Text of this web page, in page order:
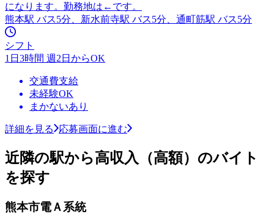
になります。勤務地は←です。
熊本駅 バス5分、新水前寺駅 バス5分、通町筋駅 バス5分
シフト
1日3時間 週2日からOK
交通費支給
未経験OK
まかないあり
詳細を見る 応募画面に進む
近隣の駅から高収入（高額）のバイト
を探す
熊本市電Ａ系統